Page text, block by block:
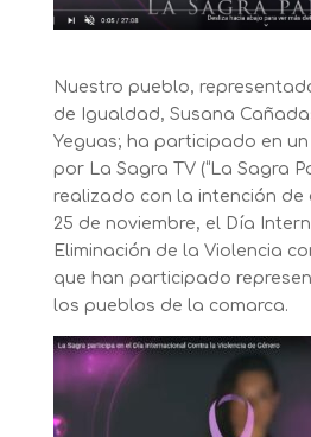
Nuestro pueblo,
de Igualdad, Susana
Yeguas; ha participado en
por La Sagra TV (“La Sagra
realizado con la intención de
25 de noviembre, el Día
Eliminación de la Violencia
que han participado
los pueblos de la comarca.